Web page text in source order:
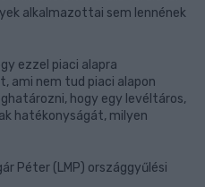
alkalmazottai sem lennének
ezzel piaci alapra
ami nem tud piaci alapon
hogy egy levéltáros,
hatékonyságát, milyen
Péter (LMP) országgyűlési